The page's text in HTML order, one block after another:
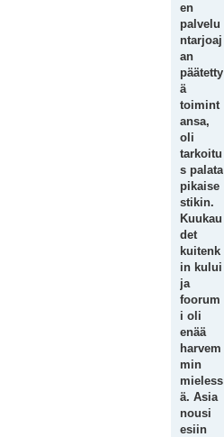
en
palvelu
ntarjoaj
an
päätetty
ä
toimint
ansa,
oli
tarkoitu
s palata
pikaise
stikin.
Kuukau
det
kuitenk
in kului
ja
foorum
i oli
enää
harvem
min
mieless
ä. Asia
nousi
esiin